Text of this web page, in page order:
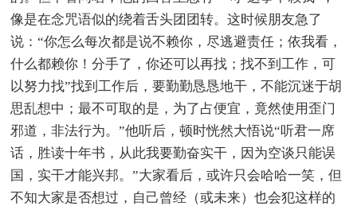
像是在念咒语似的绕着舌头团团转。这时候朋友急了
说：“你怎么每次都是说不赖你，尽逃避责任；依我看，
什么都赖你！分手了，你还可以再找；找不到工作，可
以努力找”找到工作后，要勤勤恳恳地干，不能沉迷于胡
思乱想中；最不可取的是，为了占便宜，竟然使用歪门
邪道，非法行为。”他听后，顿时恍然大悟说“听君一席
话，胜读十年书，从此我要勤奋实干，因为空谈只能误
国，实干才能兴邦。”大家看后，或许只会哈哈一笑，但
不知大家是否想过，自己曾经（或未来）也会犯这样的